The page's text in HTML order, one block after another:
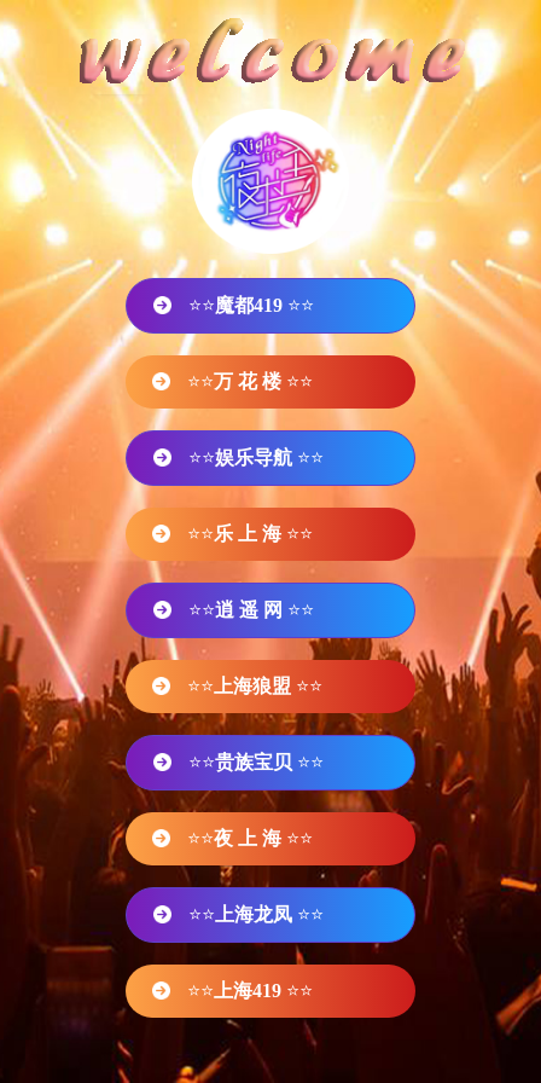
⭐⭐魔都419 ⭐⭐
⭐⭐万 花 楼 ⭐⭐
⭐⭐娱乐导航 ⭐⭐
⭐⭐乐 上 海 ⭐⭐
⭐⭐逍 遥 网 ⭐⭐
⭐⭐ 上海狼盟 ⭐⭐
⭐⭐贵族宝贝 ⭐⭐
⭐⭐夜 上 海 ⭐⭐
⭐⭐ 上海龙凤 ⭐⭐
⭐⭐ 上海419 ⭐⭐